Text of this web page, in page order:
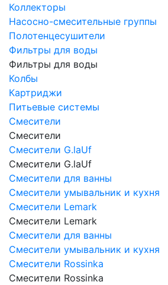
Коллекторы
Насосно-смесительные группы
Полотенцесушители
Фильтры для воды
Фильтры для воды
Колбы
Картриджи
Питьевые системы
Смесители
Смесители
Смесители G.laUf
Смесители G.laUf
Смесители для ванны
Смесители умывальник и кухня
Смесители Lemark
Смесители Lemark
Смесители для ванны
Смесители умывальник и кухня
Смесители Rossinka
Смесители Rossinka